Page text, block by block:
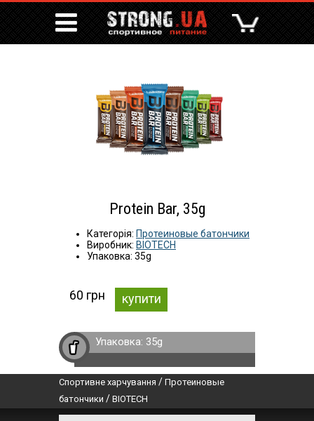
Protein Bar, 35g
Категорія: Протеиновые батончики
Виробник: BIOTECH
Упаковка: 35g
60 грн купити
Упаковка: 35g
Спортивне харчування / Протеиновые
батончики / BIOTECH